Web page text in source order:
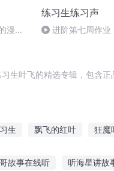
漫游
练习生练习声
进阶第七周作业
生叶飞的精选专辑，包含
生 飘飞的红叶 狂魔
故事在线听 听海星讲故